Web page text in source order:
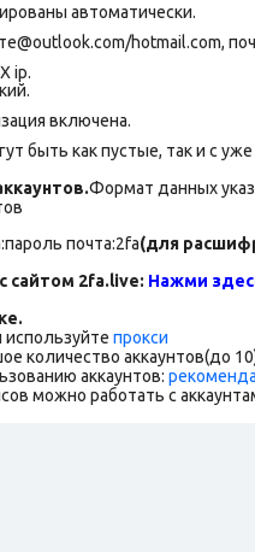
автоматически.
hotmail.com,
ip.
включена.
быть как пустые, так и с
Формат данных
почта:2fa(для
сайтом 2fa.live: Нажми
используйте прокси
количество аккаунтов(до
аккаунтов:
можно работать с